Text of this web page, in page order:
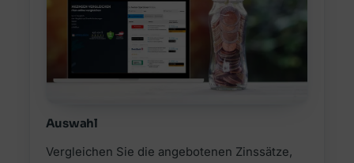
Auswahl
Vergleichen Sie die angebotenen Zinssätze,